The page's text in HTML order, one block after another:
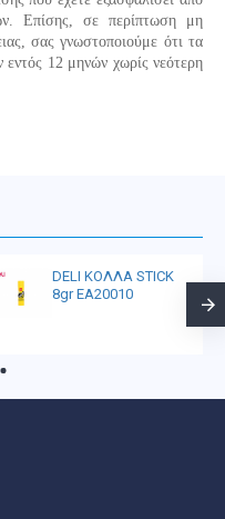
Επίσης, σε περίπτωση μη
σας γνωστοποιούμε ότι τα
12 μηνών χωρίς νεότερη
DELI ΚΟΛΛΑ STICK
8gr EA20010